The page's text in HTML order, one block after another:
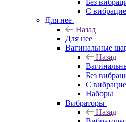
Без
С
Для нее
Назад
Для нее
Вагинальные
Назад
Без
С
Наборы
Вибраторы
Назад